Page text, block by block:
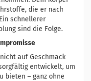
die er nach
schnellerer
sind die Folge.
auf Geschmack
entwickelt, um
bieten – ganz ohne